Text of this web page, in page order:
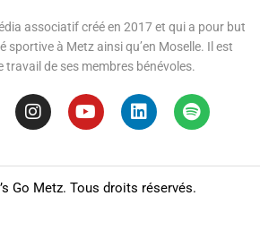
associatif créé en 2017 et qui a pour but
sportive à Metz ainsi qu’en Moselle. Il est
travail de ses membres bénévoles.
Go Metz. Tous droits réservés.